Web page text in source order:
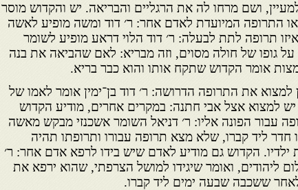
ושם מרחו לה את הרגליים והבריאה. יש והקדוש מוסר
התרופה המיועדת לאדם אחר: ר׳ דוד ומשה מופיע לאשה
תרופה לתת לבעלה: ר׳ דוד הלוי דראע מופיע לשומר
על גופו של חולה מסוים, וזה מבריא: לאם שהביאה את בנה
אומר הקדוש שתקח אותו והוא כבר בריא.
למצוא את התרופה הדרושה: ר׳ דוד בן־ימין אומר לאמו של
למצוא אצל אבי חתנה: במקרים אחרים, מודיע הקדוש
עבור הפונה אליו: ר׳ דניאל השומר אשכנזי מבקש מאשה
חדר ליד קברו, שלא מצא תרופה עבורו ותרופתו תהיה
ילדיו. הקדוש גם מודיע לאדם שיש בידו לרפא אדם אחר: ר׳
ליהודים, ואומר שיגידו למושל הצרפתי, שהוא ירפא את
ששכבה שבעה ימים ליד קברו.